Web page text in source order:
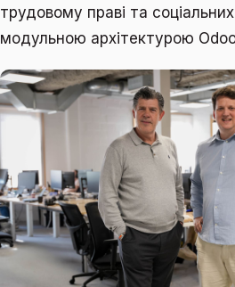
трудовому праві та соціальних
модульною архітектурою